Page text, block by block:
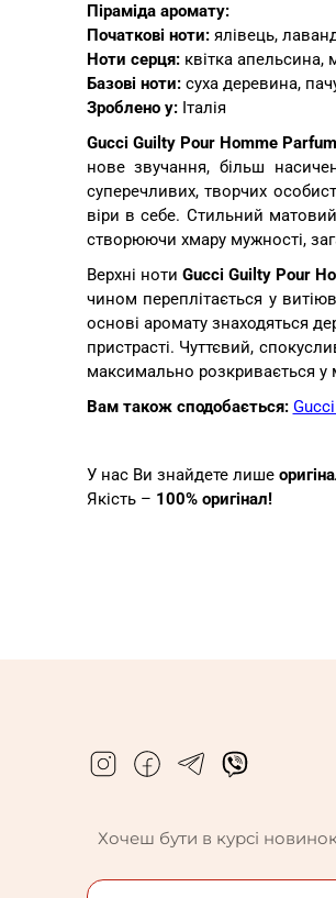
Піраміда аромату:
Початкові ноти:ялівець,
Ноти серця:квітка апельсина,
Базові ноти:суха деревина,
Зроблено у:Італія
Gucci Guilty Pour Homme
нове звучання, більш
суперечливих, творчих
віри в себе. Стильний
створюючи хмару мужності,
Верхні ноти Gucci Guilty Pour
чином переплітається у
основі аромату знаходяться
пристрасті. Чуттєвий,
максимально розкривається у
Вам також сподобається:
У нас Ви знайдете лише
Якість – 100% оригінал!
Хочеш бути в курсі